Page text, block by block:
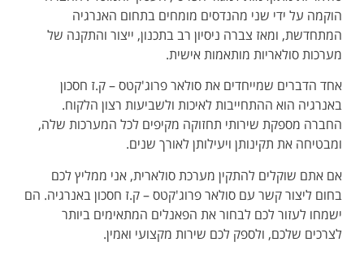
הוקמה על ידי שני מהנדסים מומחים בתחום האנרגיה
המתחדשת, ומאז צברה ניסיון רב בתכנון, ייצור והתקנה של
מערכות סולאריות מותאמות אישית.
אחד הדברים שמייחדים את סולאר פרוג'קטס – ק.ז חסכון
באנרגיה הוא ההתחייבות לאיכות ולשביעות רצון הלקוח.
החברה מספקת שירותי תחזוקה מקיפים לכל המערכות שלה,
ומבטיחה את תקינותן ויעילותן לאורך שנים.
אם אתם שוקלים להתקין מערכת סולארית, אני ממליץ לכם
בחום ליצור קשר עם סולאר פרוג'קטס – ק.ז חסכון באנרגיה. הם
ישמחו לעזור לכם לבחור את הפאנלים המתאימים ביותר
לצרכים שלכם, ולספק לכם שירות מקצועי ואמין.